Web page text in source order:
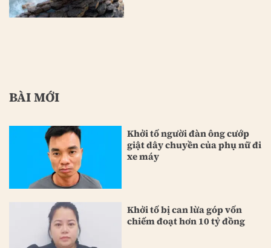
BÀI MỚI
Khởi tố người đàn ông cướp
giật dây chuyền của phụ nữ đi
xe máy
Khởi tố bị can lừa góp vốn
chiếm đoạt hơn 10 tỷ đồng